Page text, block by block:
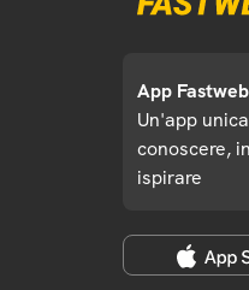
App
Un'app
conoscere,
ispirare